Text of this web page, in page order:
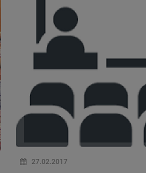
27.02.2017